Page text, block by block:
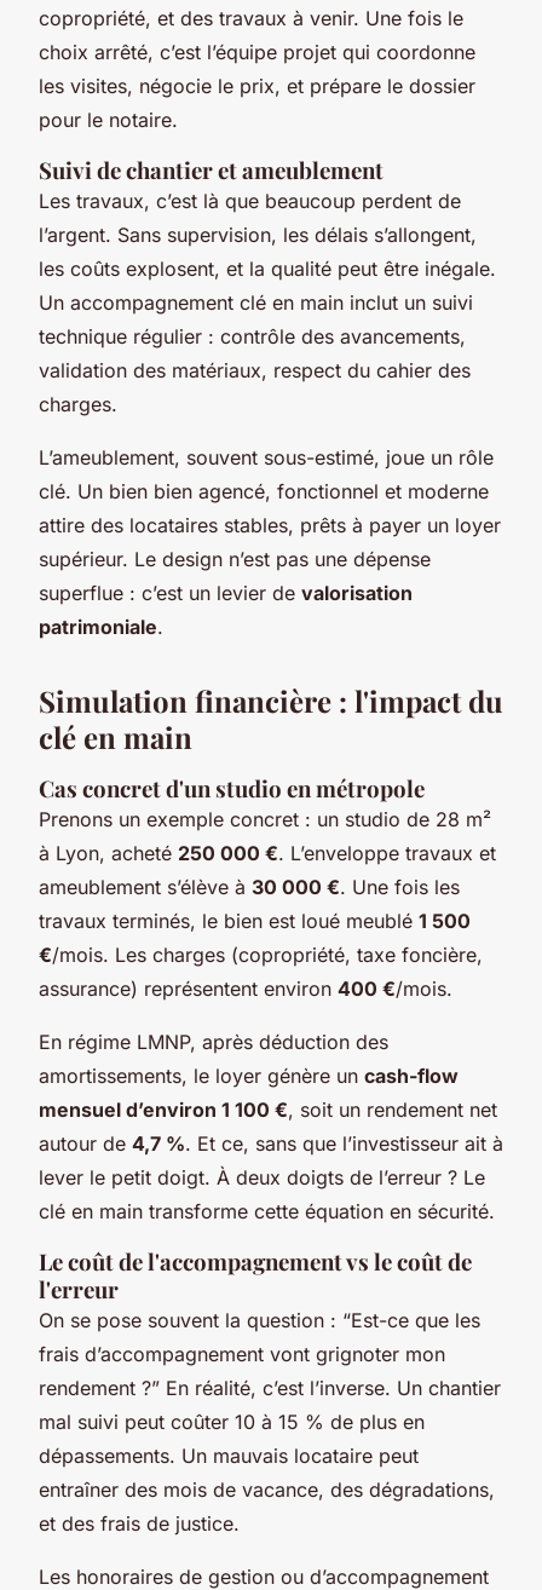
copropriété, et des travaux à venir. Une fois le
choix arrêté, c’est l’équipe projet qui coordonne
les visites, négocie le prix, et prépare le dossier
pour le notaire.
Suivi de chantier et ameublement
Les travaux, c’est là que beaucoup perdent de
l’argent. Sans supervision, les délais s’allongent,
les coûts explosent, et la qualité peut être inégale.
Un accompagnement clé en main inclut un suivi
technique régulier : contrôle des avancements,
validation des matériaux, respect du cahier des
charges.
L’ameublement, souvent sous-estimé, joue un rôle
clé. Un bien bien agencé, fonctionnel et moderne
attire des locataires stables, prêts à payer un loyer
supérieur. Le design n’est pas une dépense
superflue : c’est un levier de valorisation
patrimoniale.
Simulation financière : l'impact du
clé en main
Cas concret d'un studio en métropole
Prenons un exemple concret : un studio de 28 m²
à Lyon, acheté 250 000 €. L’enveloppe travaux et
ameublement s’élève à 30 000 €. Une fois les
travaux terminés, le bien est loué meublé 1 500
€/mois. Les charges (copropriété, taxe foncière,
assurance) représentent environ 400 €/mois.
En régime LMNP, après déduction des
amortissements, le loyer génère un cash-flow
mensuel d’environ 1 100 €, soit un rendement net
autour de 4,7 %. Et ce, sans que l’investisseur ait à
lever le petit doigt. À deux doigts de l’erreur ? Le
clé en main transforme cette équation en sécurité.
Le coût de l'accompagnement vs le coût de
l'erreur
On se pose souvent la question : “Est-ce que les
frais d’accompagnement vont grignoter mon
rendement ?” En réalité, c’est l’inverse. Un chantier
mal suivi peut coûter 10 à 15 % de plus en
dépassements. Un mauvais locataire peut
entraîner des mois de vacance, des dégradations,
et des frais de justice.
Les honoraires de gestion ou d’accompagnement